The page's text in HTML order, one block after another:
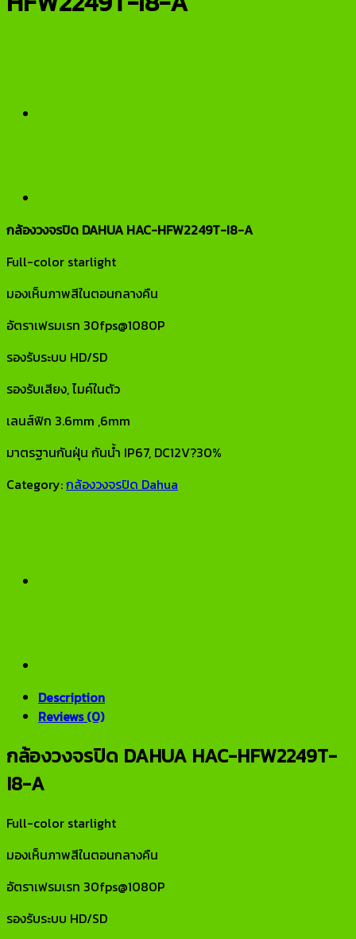
กล้องวงจรปิด DAHUA HAC-HFW2249T-I8-A
Full-color starlight
มองเห็นภาพสีในตอนกลางคืน
อัตราเฟรมเรท 30fps@1080P
รองรับระบบ HD/SD
รองรับเสียง, ไมค์ในตัว
เลนส์ฟิก 3.6mm ,6mm
มาตรฐานกันฝุ่น กันน้ำ IP67, DC12V?30%
Category:กล้องวงจรปิด Dahua
Description
Reviews (0)
กล้องวงจรปิด DAHUA HAC-HFW2249T-
I8-A
Full-color starlight
มองเห็นภาพสีในตอนกลางคืน
อัตราเฟรมเรท 30fps@1080P
รองรับระบบ HD/SD